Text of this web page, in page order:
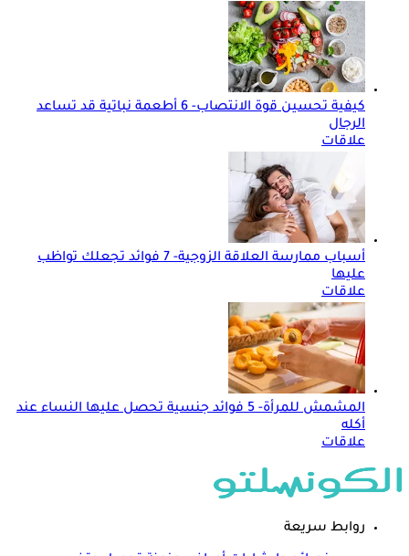
كيفية تحسين قوة الانتصاب- 6 أطعمة نباتية قد تساعد
الرجال
علاقات
أسباب ممارسة العلاقة الزوجية- 7 فوائد تجعلك تواظب
عليها
علاقات
المشمش للمرأة- 5 فوائد جنسية تحصل عليها النساء عند
أكله
علاقات
روابط سريعة